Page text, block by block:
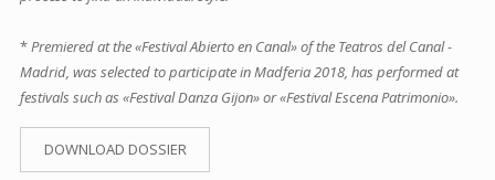
*Premiered at the «Festival Abierto en Canal» of the Teatros del Canal -
Madrid, was selected to participate in Madferia 2018, has performed at
festivals such as «Festival Danza Gijon» or «Festival Escena Patrimonio».
DOWNLOAD DOSSIER